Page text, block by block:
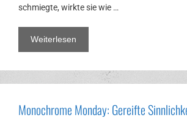
schmiegte, wirkte sie wie …
Weiterlesen
Monochrome Monday: Gereifte